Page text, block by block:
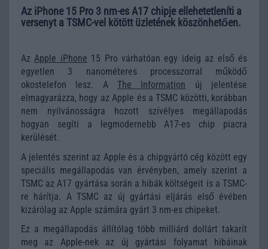
Az iPhone 15 Pro 3 nm-es A17 chipje ellehetetleníti a
versenyt a TSMC-vel kötött üzletének köszönhetően.
AzApple iPhone 15 Pro várhatóan egy ideig az első és
egyetlen 3 nanométeres processzorral működő
okostelefon lesz. A The Information új jelentése
elmagyarázza, hogy az Apple és a TSMC közötti, korábban
nem nyilvánosságra hozott szívélyes megállapodás
hogyan segíti a legmodernebb A17-es chip piacra
kerülését.
A jelentés szerint az Apple és a chipgyártó cég között egy
speciális megállapodás van érvényben, amely szerint a
TSMC az A17 gyártása során a hibák költségeit is a TSMC-
re hárítja. A TSMC az új gyártási eljárás első évében
kizárólag az Apple számára gyárt 3 nm-es chipeket.
Ez a megállapodás állítólag több milliárd dollárt takarít
meg az Apple-nek az új gyártási folyamat hibáinak